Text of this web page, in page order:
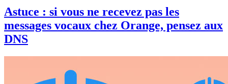
Astuce : si vous ne recevez pas les
messages vocaux chez Orange, pensez aux
DNS